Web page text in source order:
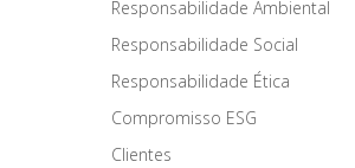
Responsabilidade Ambiental
Responsabilidade Social
Responsabilidade Ética
Compromisso ESG
Clientes